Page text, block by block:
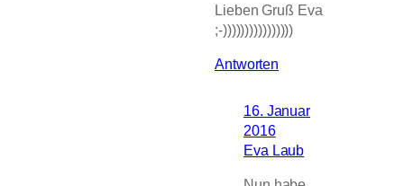
Lieben Gruß Eva
;-))))))))))))))))
Antworten
16. Januar
2016
Eva Laub